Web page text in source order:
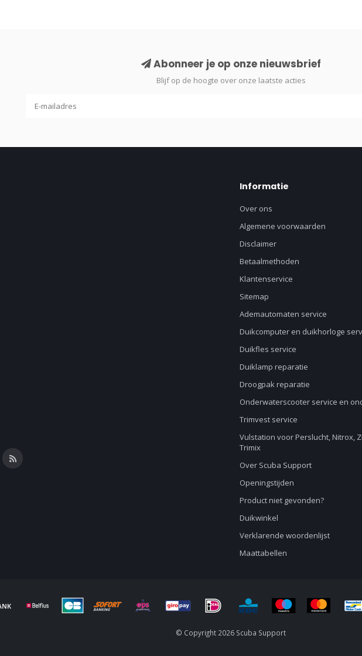
Abonneer je op onze nieuwsbrief
Blijf op de hoogte over onze laatste acties
Informatie
Over ons
Algemene voorwaarden
Disclaimer
Betaalmethoden
Klantenservice
Sitemap
Ademautomaten service
Duikcomputer en duikhorloge
Duikfles service
Duiklamp reparatie
Droogpak reparatie
Onderwaterscooter service en
Trimvest service
Vulstation voor Perslucht, Nitrox,
Trimix
Over Scuba Support
Openingstijden
Product niet gevonden?
Duikwinkel
Verklarende woordenlijst
Maattabellen
© Copyright 2026 Scuba Support